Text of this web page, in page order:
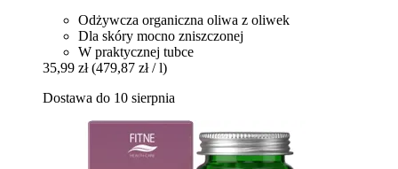
Odżywcza organiczna oliwa z oliwek
Dla skóry mocno zniszczonej
W praktycznej tubce
35,99 zł (479,87 zł / l)
Dostawa do 10 sierpnia